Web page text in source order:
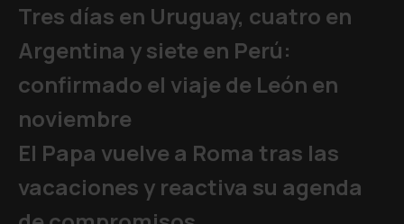
Tres días en Uruguay, cuatro en
Argentina y siete en Perú:
confirmado el viaje de León en
noviembre
El Papa vuelve a Roma tras las
vacaciones y reactiva su agenda